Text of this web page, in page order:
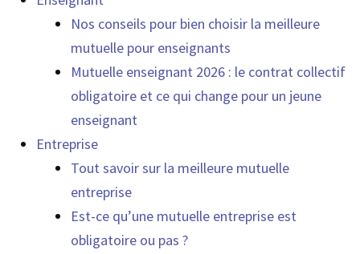
Nos conseils pour bien choisir la meilleure
mutuelle pour enseignants
Mutuelle enseignant 2026 : le contrat collectif
obligatoire et ce qui change pour un jeune
enseignant
Entreprise
Tout savoir sur la meilleure mutuelle
entreprise
Est-ce qu’une mutuelle entreprise est
obligatoire ou pas ?